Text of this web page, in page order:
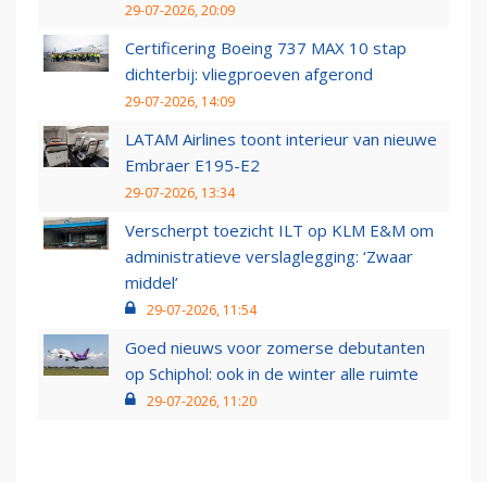
29-07-2026, 20:09
Certificering Boeing 737 MAX 10 stap
dichterbij: vliegproeven afgerond
29-07-2026, 14:09
LATAM Airlines toont interieur van nieuwe
Embraer E195-E2
29-07-2026, 13:34
Verscherpt toezicht ILT op KLM E&M om
administratieve verslaglegging: ‘Zwaar
middel’
29-07-2026, 11:54
Goed nieuws voor zomerse debutanten
op Schiphol: ook in de winter alle ruimte
29-07-2026, 11:20